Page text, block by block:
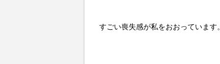
すごい喪失感が私をおおっています。